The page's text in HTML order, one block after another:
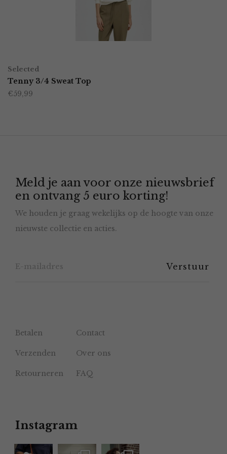
op
de
productpagina
product
heeft
kan
gekozen
worden
op
productpagina
Selected
Tenny 3/4 Sweat Top
€59,99
Meld je aan voor onze nieuwsbrief
en ontvang 5 euro korting!
We houden je graag wekelijks op de hoogte van onze
nieuwste collectie en acties.
Betalen Contact
Verzenden Over ons
Retourneren FAQ
Instagram